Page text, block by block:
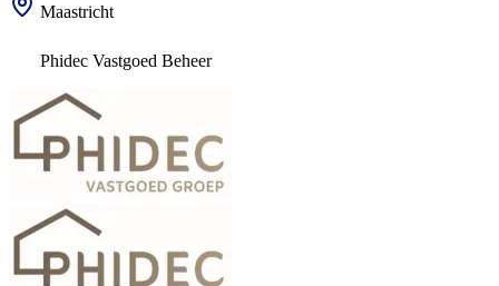
Maastricht
Phidec Vastgoed Beheer